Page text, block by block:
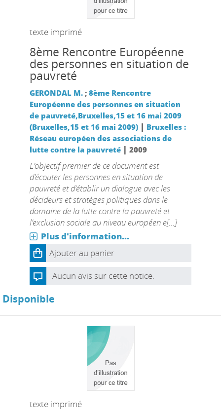
texte imprimé
8ème Rencontre Européenne
des personnes en situation de
pauvreté
GERONDAL M.; 8ème Rencontre
Européenne des personnes en situation
de pauvreté,Bruxelles,15 et 16 mai 2009
(Bruxelles,15 et 16 mai 2009) | Bruxelles :
Réseau européen des associations de
lutte contre la pauvreté| 2009
L’objectif premier de ce document est
d’écouter les personnes en situation de
pauvreté et d’établir un dialogue avec les
décideurs et stratèges politiques dans le
domaine de la lutte contre la pauvreté et
l’exclusion sociale au niveau européen e[...]
Plus d'information...
Ajouter au panier
Aucun avis sur cette notice.
Disponible
texte imprimé